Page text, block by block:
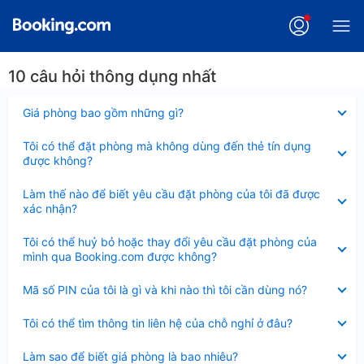
10 câu hỏi thông dụng nhất
Giá phòng bao gồm những gì?
thu
Tôi có thể đặt phòng mà không dùng đến thẻ tín dụng
được không?
thu
gọn
Làm thế nào để biết yêu cầu đặt phòng của tôi đã được
xác nhận?
thu
gọn
Tôi có thể huỷ bỏ hoặc thay đổi yêu cầu đặt phòng của
mình qua Booking.com được không?
thu
gọn
Mã số PIN của tôi là gì và khi nào thì tôi cần dùng nó?
thu
Tôi có thể tìm thông tin liên hệ của chỗ nghỉ ở đâu?
thu
Làm sao để biết giá phòng là bao nhiêu?
thu